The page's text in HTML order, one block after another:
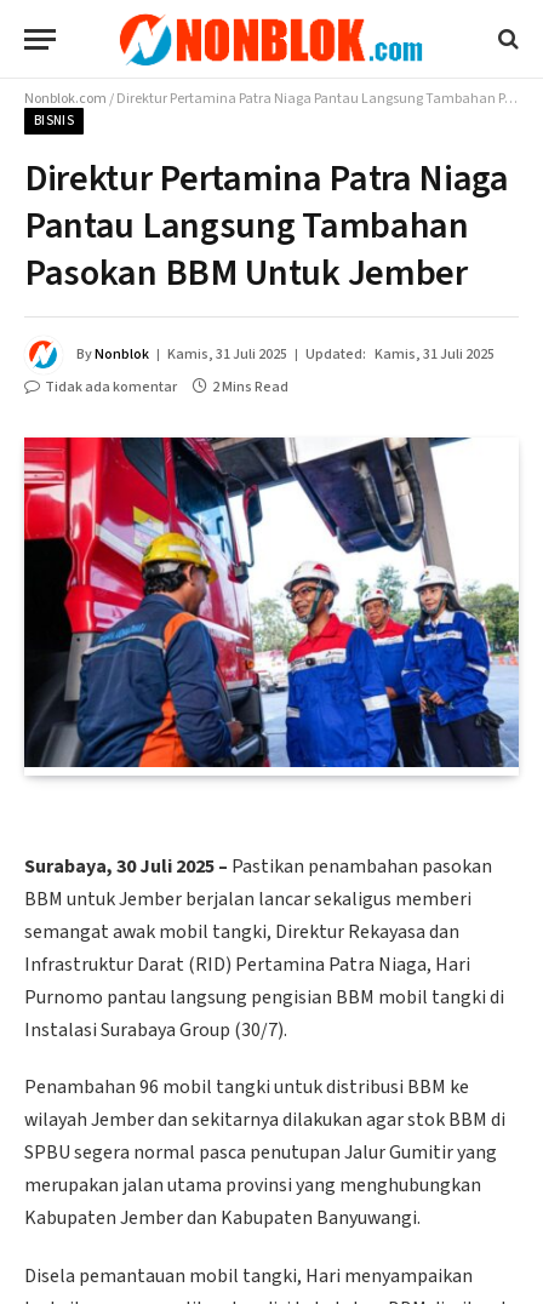
Nonblok.com/Direktur Pertamina Patra Niaga Pantau Langsung Tambahan Pasokan BBM Untuk Jember
BISNIS
Direktur Pertamina Patra Niaga
Pantau Langsung Tambahan
Pasokan BBM Untuk Jember
ByNonblok Kamis, 31 Juli 2025 Updated: Kamis, 31 Juli 2025
Tidak ada komentar
2 Mins Read
Surabaya, 30 Juli 2025 – Pastikan penambahan pasokan
BBM untuk Jember berjalan lancar sekaligus memberi
semangat awak mobil tangki, Direktur Rekayasa dan
Infrastruktur Darat (RID) Pertamina Patra Niaga, Hari
Purnomo pantau langsung pengisian BBM mobil tangki di
Instalasi Surabaya Group (30/7).
Penambahan 96 mobil tangki untuk distribusi BBM ke
wilayah Jember dan sekitarnya dilakukan agar stok BBM di
SPBU segera normal pasca penutupan Jalur Gumitir yang
merupakan jalan utama provinsi yang menghubungkan
Kabupaten Jember dan Kabupaten Banyuwangi.
Disela pemantauan mobil tangki, Hari menyampaikan